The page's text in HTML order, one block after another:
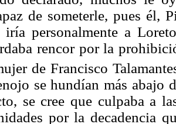
de someterle, pues él,
iría personalmente a
rencor por la
de Francisco
se hundían más abajo
se cree que culpaba a
por la decadencia